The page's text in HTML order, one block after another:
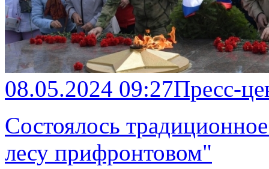
08.05.2024 09:27Пресс-
Состоялось
лесу прифронтовом"